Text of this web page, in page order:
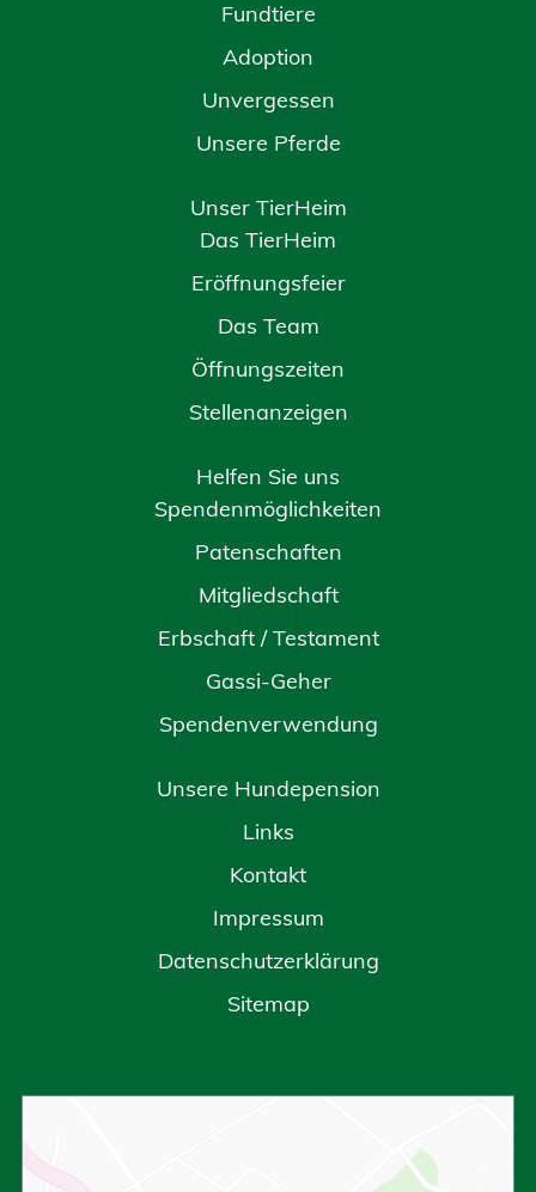
Fundtiere
Adoption
Unvergessen
Unsere Pferde
Unser TierHeim
Das TierHeim
Eröffnungsfeier
Das Team
Öffnungszeiten
Stellenanzeigen
Helfen Sie uns
Spendenmöglichkeiten
Patenschaften
Mitgliedschaft
Erbschaft / Testament
Gassi-Geher
Spendenverwendung
Unsere Hundepension
Links
Kontakt
Impressum
Datenschutzerklärung
Sitemap